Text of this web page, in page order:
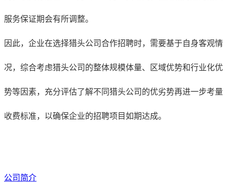
服务保证期会有所调整。
因此，企业在选择猎头公司合作招聘时，需要基于自身客观情
况，综合考虑猎头公司的整体规模体量、区域优势和行业化优
势等因素，充分评估了解不同猎头公司的优劣势再进一步考量
收费标准，以确保企业的招聘项目如期达成。
公司简介